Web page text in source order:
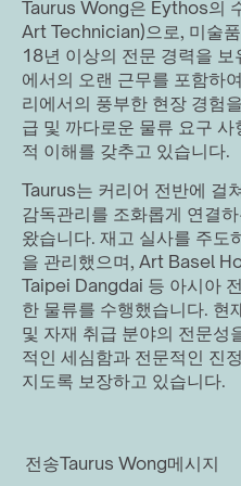
Taurus Wong은 Eythos의
Art Technician)으로, 미술
18년 이상의 전문 경력을
에서의 오랜 근무를 포함하
리에서의 풍부한 현장 경험
급 및 까다로운 물류 요구
적 이해를 갖추고 있습니다.
Taurus는 커리어 전반에 걸
감독관리를 조화롭게 연결
왔습니다. 재고 실사를 주도
을 관리했으며, Art Basel
Taipei Dangdai 등 아시아
한 물류를 수행했습니다. 현
및 자재 취급 분야의 전문성
적인 세심함과 전문적인 진
지도록 보장하고 있습니다.
전송Taurus Wong메시지